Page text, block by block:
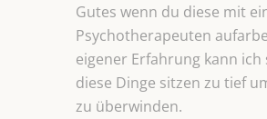
Gutes wenn du diese mit
Psychotherapeuten
eigener Erfahrung kann ich
diese Dinge sitzen zu tief
zu überwinden.